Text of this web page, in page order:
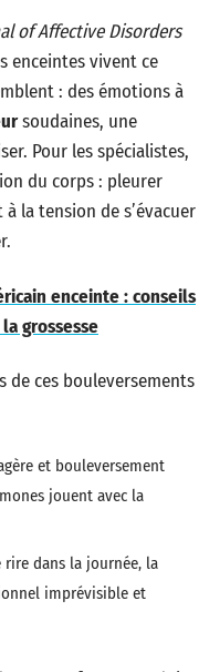
of Affective Disorders
enceintes vivent ce
: des émotions à
soudaines, une
Pour les spécialistes,
du corps : pleurer
la tension de s’évacuer
enceinte : conseils
grossesse
de ces bouleversements
et bouleversement
jouent avec la
rire dans la journée, la
imprévisible et